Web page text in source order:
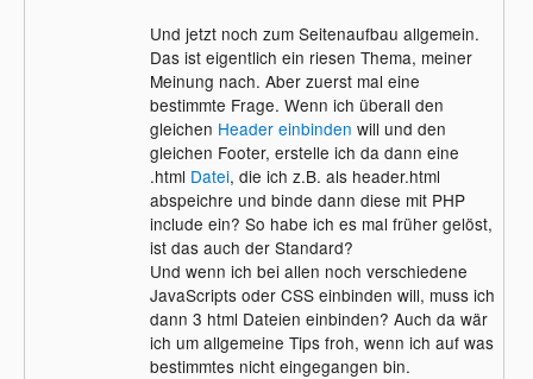
Und jetzt noch zum Seitenaufbau allgemein.
Das ist eigentlich ein riesen Thema, meiner
Meinung nach. Aber zuerst mal eine
bestimmte Frage. Wenn ich überall den
gleichen Header einbinden will und den
gleichen Footer, erstelle ich da dann eine
.html Datei, die ich z.B. als header.html
abspeichre und binde dann diese mit PHP
include ein? So habe ich es mal früher gelöst,
ist das auch der Standard?
Und wenn ich bei allen noch verschiedene
JavaScripts oder CSS einbinden will, muss ich
dann 3 html Dateien einbinden? Auch da wär
ich um allgemeine Tips froh, wenn ich auf was
bestimmtes nicht eingegangen bin.